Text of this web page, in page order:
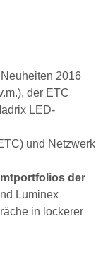
2016
der ETC
LED-
und Netzwerk
der
Luminex
in lockerer